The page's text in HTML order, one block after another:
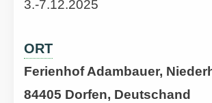
3.-7.12.2025
ORT
Ferienhof Adambauer,
84405 Dorfen, Deutschand